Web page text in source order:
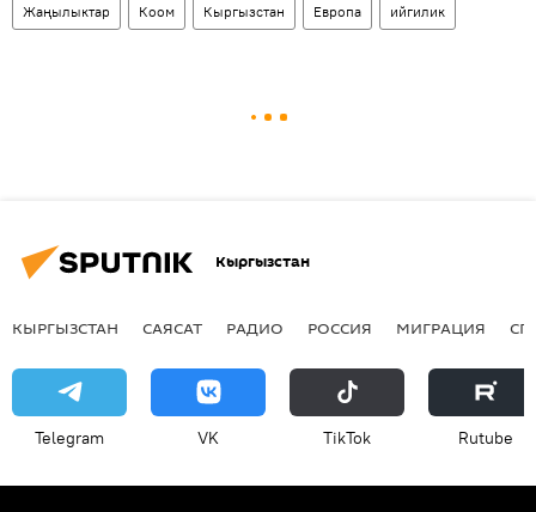
Жаңылыктар Коом Кыргызстан Европа ийгилик
Кыргызстан
КЫРГЫЗСТАН САЯСАТ РАДИО РОССИЯ МИГРАЦИЯ
Telegram VK ТikТоk Rutube